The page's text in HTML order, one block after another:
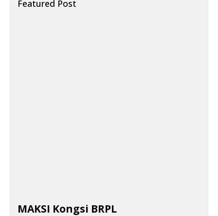
Featured Post
MAKSI Kongsi BRPL